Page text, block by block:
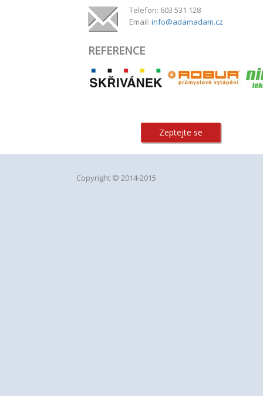
Telefon: 603 531 128
Email: info@adamadam.cz
REFERENCE
Zeptejte se
Copyright © 2014-2015